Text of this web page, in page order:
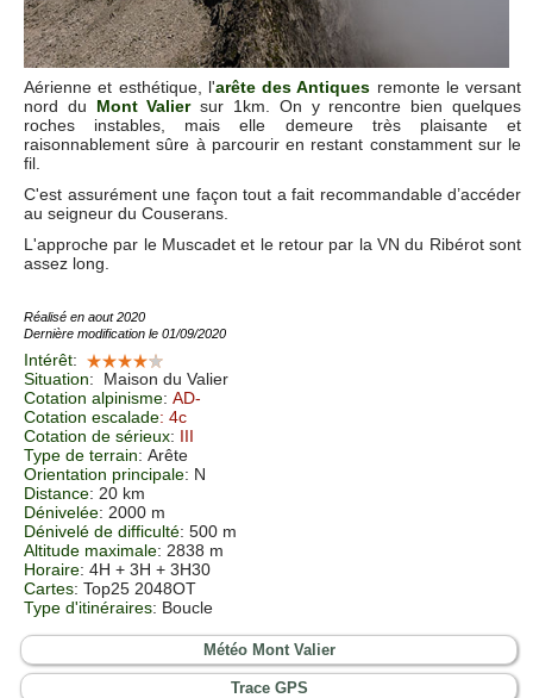
Aérienne et esthétique, l'arête des Antiques remonte le versant
nord du Mont Valiersur 1km. On y rencontre bien quelques
roches instables, mais elle demeure très plaisante et
raisonnablement sûre à parcourir en restant constamment sur le
fil.
C'est assurément une façon tout a fait recommandable d’accéder
au seigneur du Couserans.
L'approche par le Muscadet et le retour par la VN du Ribérot sont
assez long.
Réalisé en aout 2020
Dernière modification le 01/09/2020
Intérêt:
Situation:
Maison du Valier
Cotation alpinisme: AD-
Cotation escalade: 4c
Cotation de sérieux: III
Type de terrain: Arête
Orientation principale: N
Distance: 20 km
Dénivelée: 2000 m
Dénivelé de difficulté: 500 m
Altitude maximale: 2838 m
Horaire: 4H + 3H + 3H30
Cartes: Top25 2048OT
Type d'itinéraires: Boucle
Météo Mont Valier
Trace GPS